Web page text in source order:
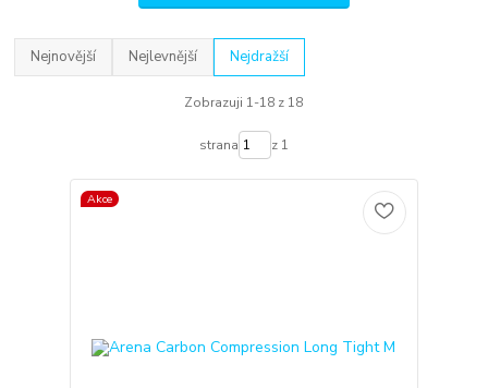
Nejnovější Nejlevnější Nejdražší
Zobrazuji 1-18 z 18
strana z 1
Akce